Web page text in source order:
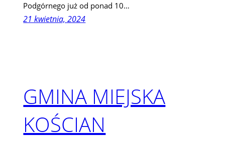
Podgórnego już od ponad 10…
21 kwietnia, 2024
GMINA MIEJSKA
KOŚCIAN